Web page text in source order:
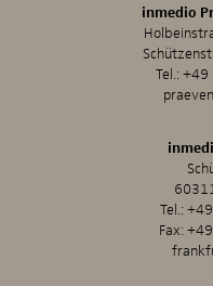
inmedio
Tel.:+49
Tel.:
Fax: